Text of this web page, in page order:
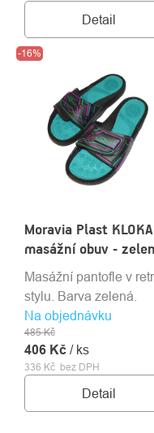
Detail
-16%
Moravia Plast
masážní obuv -
Na objednávku
336 Kč bez DPH
485 Kč
406 Kč / ks
Detail
Masážní pantofle v
stylu. Barva zelená.